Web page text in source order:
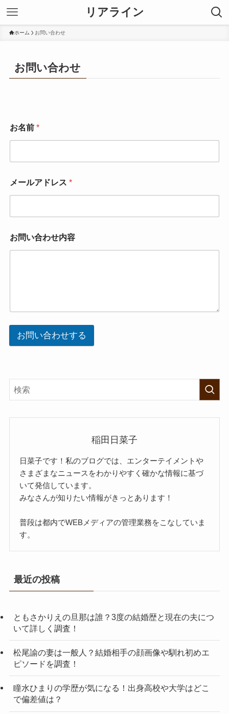
リアライン
ホーム お問い合わせ
お問い合わせ
お名前 *
メールアドレス *
お問い合わせ内容
お問い合わせする
稲田日菜子
日菜子です！私のブログでは、エンターテイメントや
さまざまなニュースをわかりやすく確かな情報に基づ
いて発信しています。
みなさんが知りたい情報がきっとあります！
普段は都内でWEBメディアの管理業務をこなしていま
す。
最近の投稿
ともさかりえの旦那は誰？3度の結婚歴と現在の夫につ
いて詳しく調査！
松尾諭の妻は一般人？結婚相手の顔画像や馴れ初めエ
ピソードを調査！
瞳水ひまりの学歴が気になる！出身高校や大学はどこ
で偏差値は？